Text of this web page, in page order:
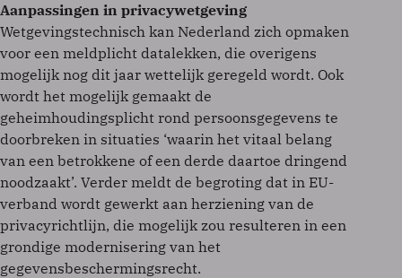
Aanpassingen in privacywetgeving
Wetgevingstechnisch kan Nederland zich opmaken
voor een meldplicht datalekken, die overigens
mogelijk nog dit jaar wettelijk geregeld wordt. Ook
wordt het mogelijk gemaakt de
geheimhoudingsplicht rond persoonsgegevens te
doorbreken in situaties ‘waarin het vitaal belang
van een betrokkene of een derde daartoe dringend
noodzaakt’. Verder meldt de begroting dat in EU-
verband wordt gewerkt aan herziening van de
privacyrichtlijn, die mogelijk zou resulteren in een
grondige modernisering van het
gegevensbeschermingsrecht.